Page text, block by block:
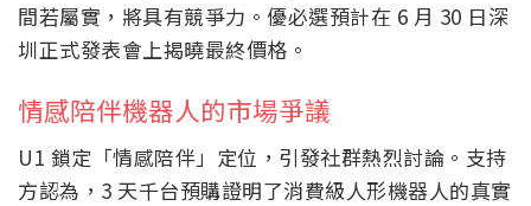
間若屬實，將具有競爭力。優必選預計在 6 月 30 日深
圳正式發表會上揭曉最終價格。
情感陪伴機器人的市場爭議
U1 鎖定「情感陪伴」定位，引發社群熱烈討論。支持
方認為，3 天千台預購證明了消費級人形機器人的真實